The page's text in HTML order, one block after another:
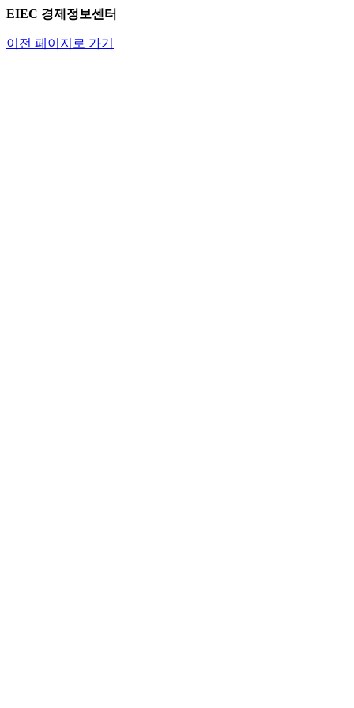
EIEC 경제정보센터
이전 페이지로 가기